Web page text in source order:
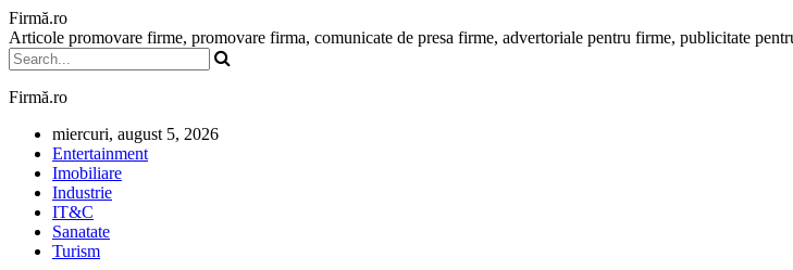
Firmă.ro
Articole promovare firme, promovare firma, comunicate de presa firme, advertoriale pentru firme, publicitate
Firmă.ro
miercuri, august 5, 2026
Entertainment
Imobiliare
Industrie
IT&C
Sanatate
Turism